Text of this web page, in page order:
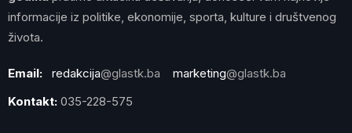
informacije iz politike, ekonomije, sporta, kulture i društvenog
života.
Email: redakcija@glastk.ba marketing@glastk.ba
Kontakt: 035-228-575